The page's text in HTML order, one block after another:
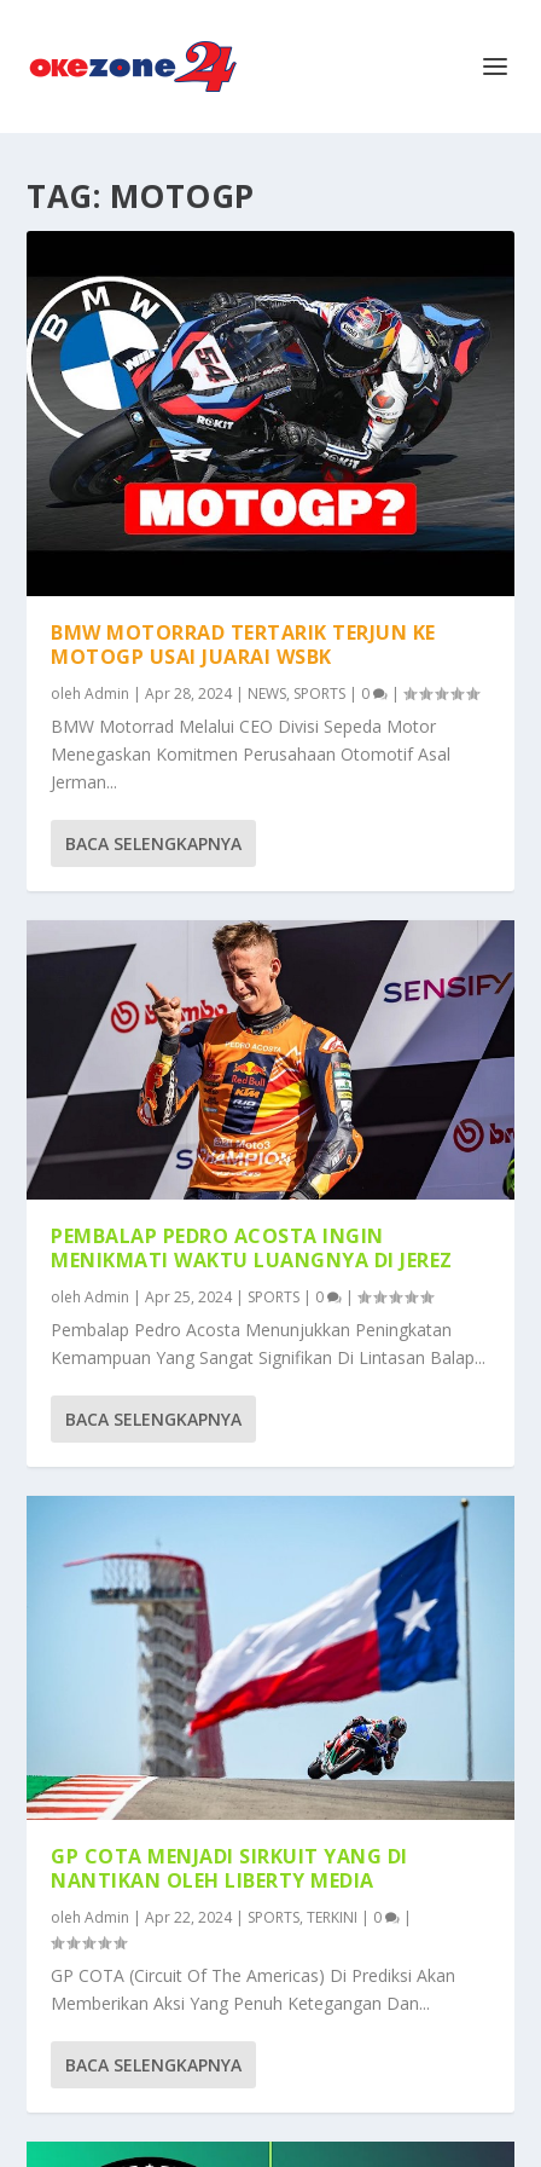
TAG: MOTOGP
BMW MOTORRAD TERTARIK TERJUN KE
MOTOGP USAI JUARAI WSBK
olehAdmin |Apr 28, 2024| NEWS, SPORTS | 0 |
BMW Motorrad Melalui CEO Divisi Sepeda Motor
Menegaskan Komitmen Perusahaan Otomotif Asal
Jerman...
BACA SELENGKAPNYA
PEMBALAP PEDRO ACOSTA INGIN
MENIKMATI WAKTU LUANGNYA DI JEREZ
olehAdmin |Apr 25, 2024| SPORTS | 0 |
Pembalap Pedro Acosta Menunjukkan Peningkatan
Kemampuan Yang Sangat Signifikan Di Lintasan Balap...
BACA SELENGKAPNYA
GP COTA MENJADI SIRKUIT YANG DI
NANTIKAN OLEH LIBERTY MEDIA
olehAdmin |Apr 22, 2024| SPORTS,TERKINI | 0 |
GP COTA (Circuit Of The Americas) Di Prediksi Akan
Memberikan Aksi Yang Penuh Ketegangan Dan...
BACA SELENGKAPNYA